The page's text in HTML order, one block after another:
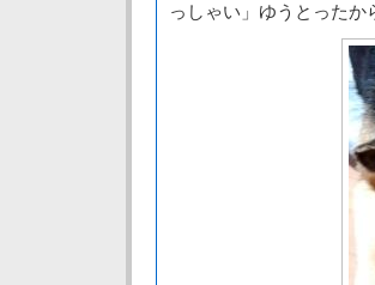
っしゃい」ゆうとったか